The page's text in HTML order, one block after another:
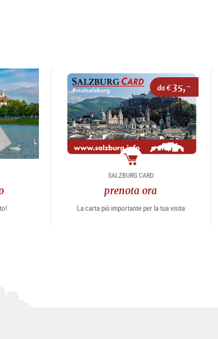
da €35,-
Pacchetto
SALZBURG CARD
prenota ora
La carta più importante per la tua visita